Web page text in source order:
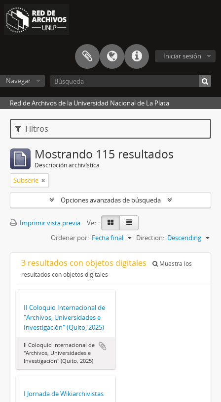
Iniciar sesión
Navegar
Red de Archivos de la Universidad Nacional de La Plata
Filtros
Mostrando 115 resultados
Descripción archivística
Subserie
Opciones avanzadas de búsqueda
Imprimir vista previa
Ver :
Ordenar por: Fecha final Direction: Descending
3 resultados con objetos digitales
Muestra los
resultados con objetos digitales
II Coloquio Internacional de
"Archivos, Universidades e
Investigación" (Quito, 2025)
II Coloquio Internacional de
"Archivos, Universidades e
Investigación" (Quito, 2025)
I Jornada de Wikiarchivistas